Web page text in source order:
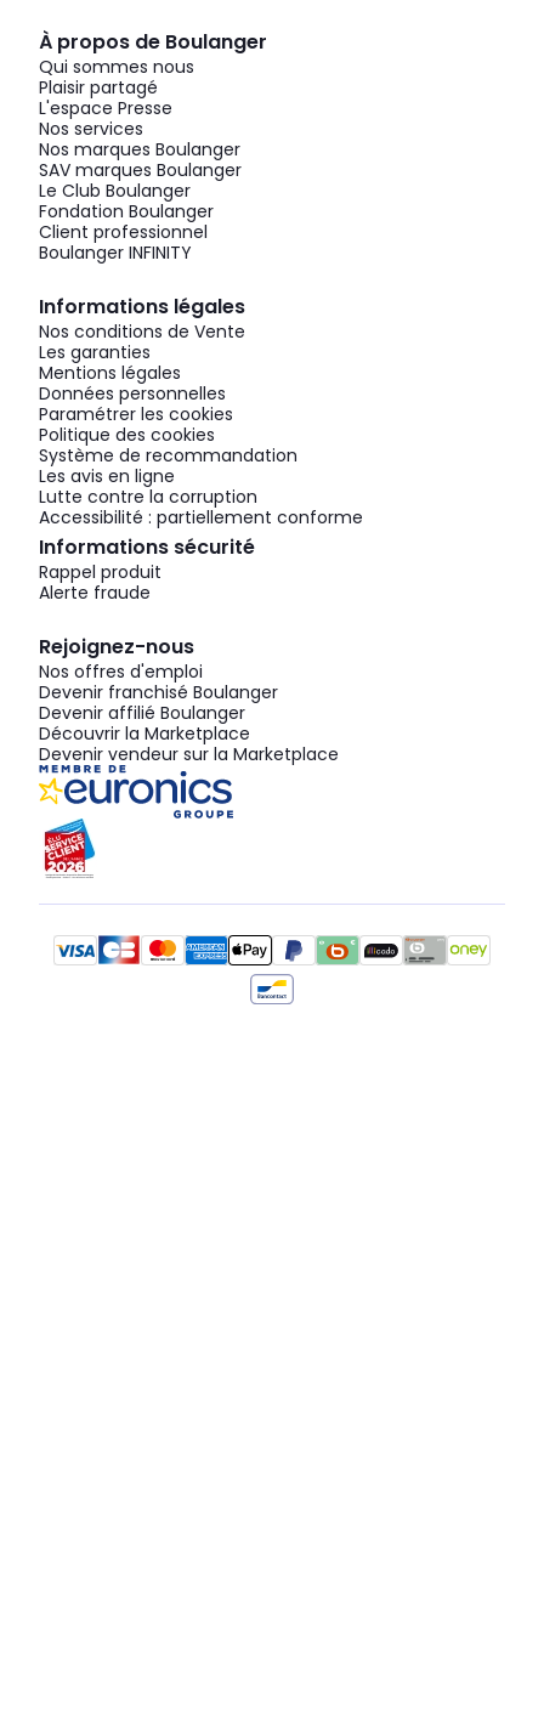
À propos de Boulanger
Qui sommes nous
Plaisir partagé
L'espace Presse
Nos services
Nos marques Boulanger
SAV marques Boulanger
Le Club Boulanger
Fondation Boulanger
Client professionnel
Boulanger INFINITY
Informations légales
Nos conditions de Vente
Les garanties
Mentions légales
Données personnelles
Paramétrer les cookies
Politique des cookies
Système de recommandation
Les avis en ligne
Lutte contre la corruption
Accessibilité : partiellement conforme
Informations sécurité
Rappel produit
Alerte fraude
Rejoignez-nous
Nos offres d'emploi
Devenir franchisé Boulanger
Devenir affilié Boulanger
Découvrir la Marketplace
Devenir vendeur sur la Marketplace